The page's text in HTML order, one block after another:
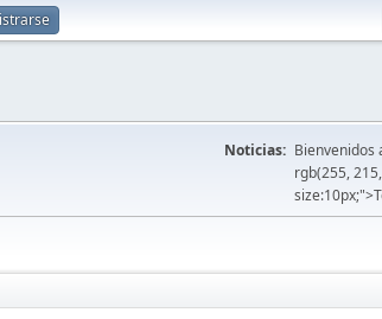
Noticias: Bienvenidos
rgb(255,